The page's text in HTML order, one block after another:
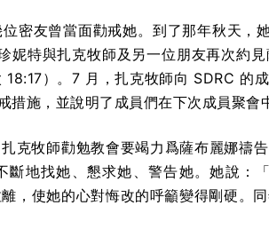
密友曾當面勸戒她。到了那年秋天
特與扎克牧師及另一位朋友再次約
）。7 月，扎克牧師向 SDRC 的
施，並說明了成員們在下次成員聚會
克牧師勸勉教會要竭力爲薩布麗娜禱
斷地找她、懇求她、警告她。她說：
，使她的心對悔改的呼籲變得剛硬。